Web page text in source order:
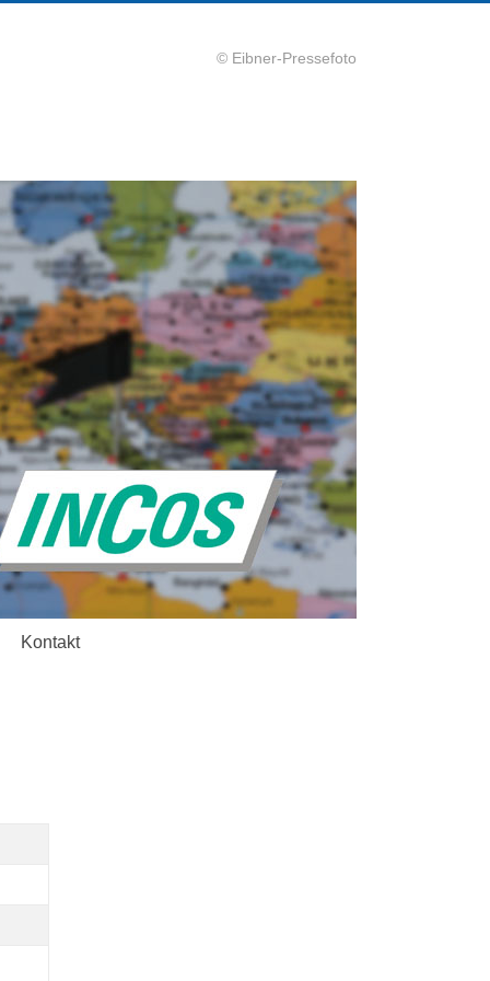
© Eibner-Pressefoto
Kontakt